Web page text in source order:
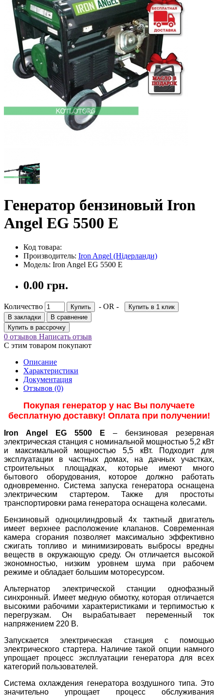
Генератор бензиновый Iron
Angel EG 5500 E
Код товара:
Производитель: Iron Angel (Нідерланди)
Модель: Iron Angel EG 5500 E
0.00 грн.
Количество Купить - OR -
Купить в 1 клик
В закладки
В сравнение
Купить в рассрочку
0 отзывов Написать отзыв
С этим товаром покупают
Описание
Характеристики
Документация
Отзывов (0)
Покупая генератор у нас Вы получаете
бесплатную доставку! Оплата при получении!
Iron Angel EG 5500 E – бензиновая резервная
электрическая станция с номинальной мощностью 5,2 кВт
и максимальной мощностью 5,5 кВт. Подходит для
эксплуатации в частных домах, на дачных участках,
строительных площадках, которые имеют много
бытового оборудования, которое должно работать
одновременно. Система запуска генератора оснащена
электрическим стартером. Также для простоты
транспортировки рама генератора оснащена колесами.
Бензиновый одноцилиндровый 4х тактный двигатель
имеет верхнее расположение клапанов. Современная
камера сгорания позволяет максимально эффективно
сжигать топливо и минимизировать выбросы вредны
веществ в окружающую среду. Он отличается высокой
экономностью, низким уровнем шума при рабочем
режиме и обладает большим моторесурсом.
Альтернатор электрической станции однофазный
синхронный. Имеет медную обмотку, которая отличается
высокими рабочими характеристиками и терпимостью к
перегрузкам. Он вырабатывает переменный ток
напряжением 220 В.
Запускается электрическая станция с помощью
электрического стартера. Наличие такой опции намного
упрощает процесс эксплуатации генератора для всех
категорий пользователей.
Система охлаждения генератора воздушного типа. Это
значительно упрощает процесс обслуживания